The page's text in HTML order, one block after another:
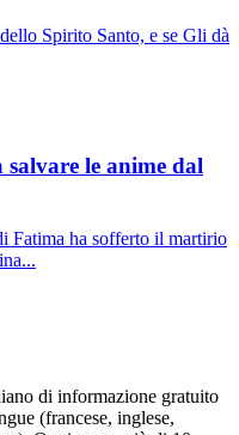
Spirito Santo, e se Gli dà
le anime dal
Fatima ha sofferto il martirio
di informazione gratuito
(francese, inglese,